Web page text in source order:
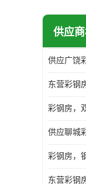
供应
供应广饶